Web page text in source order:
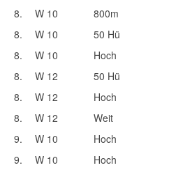
8.
W 10 800m
8.
W 10 50 Hü
8.
W 10 Hoch
8.
W 12 50 Hü
8.
W 12 Hoch
8.
W 12 Weit
9.
W 10 Hoch
9.
W 10 Hoch